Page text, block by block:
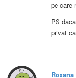
pe care
PS
privat
Roxana